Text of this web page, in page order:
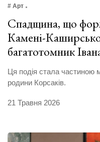
# Арт
Спадщина, що
Камені-
багатотомник
Ця подія стала частиною
родини Корсаків.
21 Травня 2026